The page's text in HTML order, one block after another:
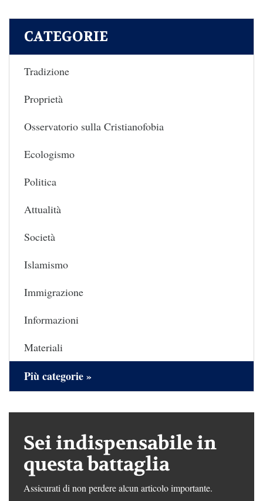
CATEGORIE
Tradizione
Proprietà
Osservatorio sulla Cristianofobia
Ecologismo
Politica
Attualità
Società
Islamismo
Immigrazione
Informazioni
Materiali
Più categorie »
Sei indispensabile in
questa battaglia
Assicurati di non perdere alcun articolo importante.